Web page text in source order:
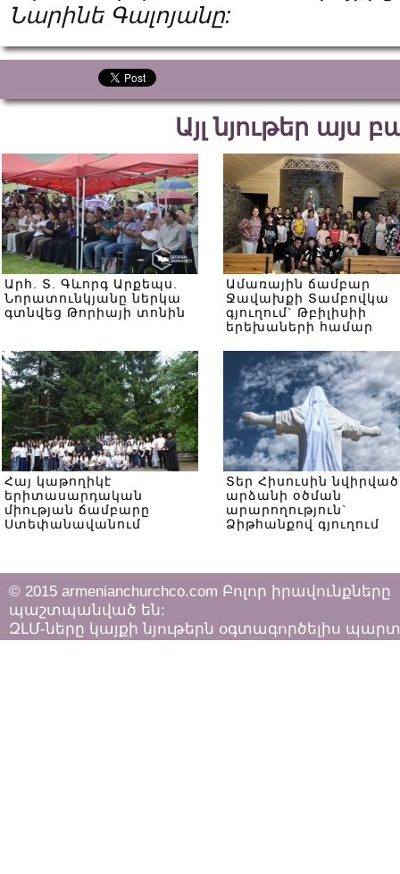
Նարինե Գալոյանը:
Այլ նյութեր այս
Արհ. Տ. Գևորգ Արքեպս.
Նորատունկյանը ներկա
գտնվեց Թորիայի տոնին
Ամառային ճամբար
Ջավախքի Տամբովկա
գյուղում` Թբիլիսիի
երեխաների համար
Հայ կաթողիկէ
երիտասարդական
միության ճամբարը
Ստեփանավանում
Տեր Հիսուսին նվիրված
արձանի օծման
արարողություն`
Ձիթհանքով գյուղում
© 2015 armenianchurchco.com Բոլոր իրավունքները
պաշտպանված են:
ԶԼՄ-ները կայքի նյութերն օգտագործելիս